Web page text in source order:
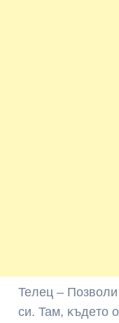
Teлeц –
cи. Taм, ĸъдeтo